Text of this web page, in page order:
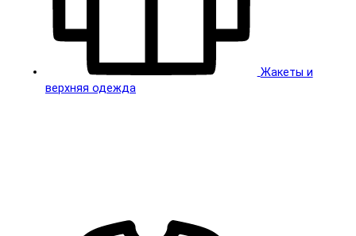
Жакеты и
верхняя одежда